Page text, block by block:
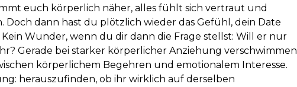
euch körperlich näher, alles fühlt sich vertraut und
Doch dann hast du plötzlich wieder das Gefühl, dein Date
Wunder, wenn du dir dann die Frage stellst: Will er nur
Gerade bei starker körperlicher Anziehung verschwimmen
körperlichem Begehren und emotionalem Interesse.
herauszufinden, ob ihr wirklich auf derselben